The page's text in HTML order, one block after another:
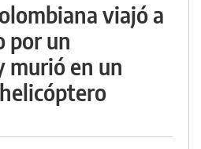
viajó a
por un
murió en un